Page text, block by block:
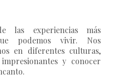
las experiencias más
podemos vivir. Nos
en diferentes culturas,
y conocer